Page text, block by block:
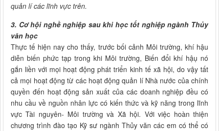
quản lí các lĩnh vực trên.
3. Cơ hội nghề nghiệp sau khi học tốt nghiệp ngành Thủy
văn học
Thực tế hiện nay cho thấy, trước bối cảnh Môi trường, khí hậu
diễn biến phức tạp trong khi Môi trường, Biến đổi khí hậụ nó
gắn liền với mọi hoạt động phát triển kinh tế xã hội, do vậy tất
cả mọi hoạt động từ các hoạt động quản lí Nhà nước của chính
quyền đến hoạt động sản xuất của các doanh nghiệp đều có
nhu cầu về nguồn nhân lực có kiến thức và kỹ năng trong lĩnh
vực Tài nguyên- Môi trường và Xã hội. Với việc hoàn thiện
chương trình đào tạo Kỹ sư ngành Thủy văn các em có thể có